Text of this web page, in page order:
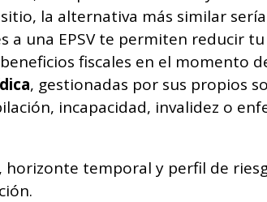
la alternativa más similar
a una EPSV te permiten reducir
fiscales en el momento
, gestionadas por sus propios
incapacidad, invalidez o
temporal y perfil de